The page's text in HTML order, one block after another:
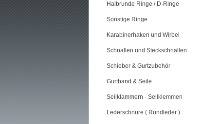
Halbrunde Ringe / D-Ringe
Sonstige Ringe
Karabinerhaken und Wirbel
Schnallen und Steckschnallen
Schieber & Gurtzubehör
Gurtband & Seile
Seilklammern - Seilklemmen
Lederschnüre ( Rundleder )